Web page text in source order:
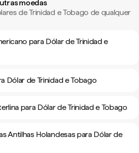
moedas
de Trinidad e Tobago de qualquer
para Dólar de Trinidad e
Dólar de Trinidad e Tobago
para Dólar de Trinidad e Tobago
Antilhas Holandesas para Dólar de